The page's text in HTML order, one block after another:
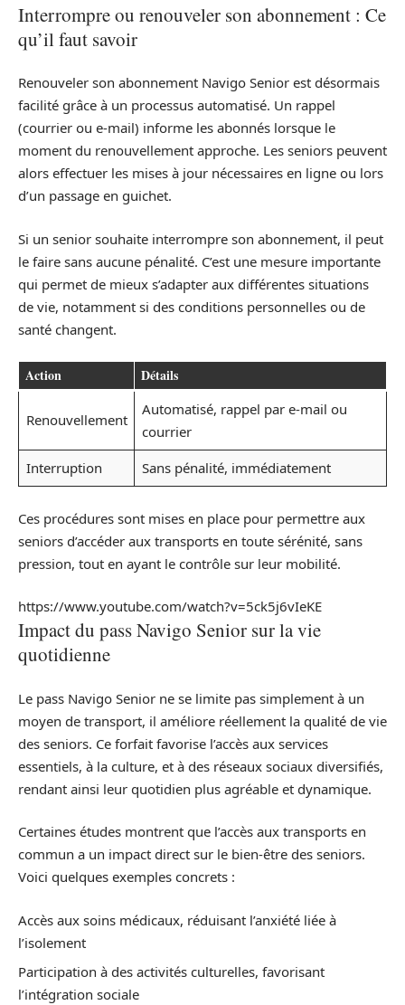
Interrompre ou renouveler son abonnement : Ce
qu’il faut savoir
Renouveler son abonnement Navigo Senior est désormais
facilité grâce à un processus automatisé. Un rappel
(courrier ou e-mail) informe les abonnés lorsque le
moment du renouvellement approche. Les seniors peuvent
alors effectuer les mises à jour nécessaires en ligne ou lors
d’un passage en guichet.
Si un senior souhaite interrompre son abonnement, il peut
le faire sans aucune pénalité. C’est une mesure importante
qui permet de mieux s’adapter aux différentes situations
de vie, notamment si des conditions personnelles ou de
santé changent.
Action Détails
Renouvellement
Automatisé, rappel par e-mail ou
courrier
Interruption
Sans pénalité, immédiatement
Ces procédures sont mises en place pour permettre aux
seniors d’accéder aux transports en toute sérénité, sans
pression, tout en ayant le contrôle sur leur mobilité.
https://www.youtube.com/watch?v=5ck5j6vIeKE
Impact du pass Navigo Senior sur la vie
quotidienne
Le pass Navigo Senior ne se limite pas simplement à un
moyen de transport, il améliore réellement la qualité de vie
des seniors. Ce forfait favorise l’accès aux services
essentiels, à la culture, et à des réseaux sociaux diversifiés,
rendant ainsi leur quotidien plus agréable et dynamique.
Certaines études montrent que l’accès aux transports en
commun a un impact direct sur le bien-être des seniors.
Voici quelques exemples concrets :
Accès aux soins médicaux, réduisant l’anxiété liée à
l’isolement
Participation à des activités culturelles, favorisant
l’intégration sociale